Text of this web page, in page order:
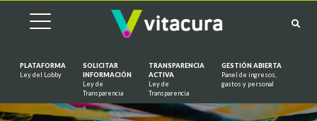
PLATAFORMA
Ley del Lobby
SOLICITAR
INFORMACIÓN
Ley de
Transparencia
TRANSPARENCIA
ACTIVA
Ley de
Transparencia
GESTIÓN ABIERTA
Panel de ingresos,
gastos y personal